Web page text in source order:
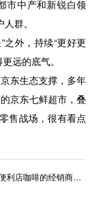
市中产和新锐白领
群。
之外，持续“更好更
远的底气。
东生态支撑，多年
京东七鲜超市，叠
售战场，很有看点
的经销商，已经回本了